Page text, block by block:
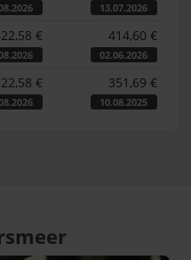
13.07.2026
€ 414,60 €
02.06.2026
€ 351,69 €
10.08.2025